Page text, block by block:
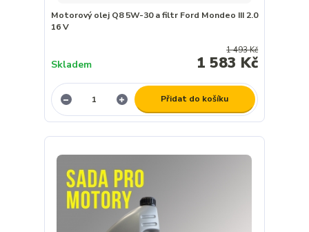
Motorový olej Q8 5W-30 a filtr Ford Mondeo III 2.0
16 V
1 493 Kč
1 583 Kč
Skladem
Přidat do košíku